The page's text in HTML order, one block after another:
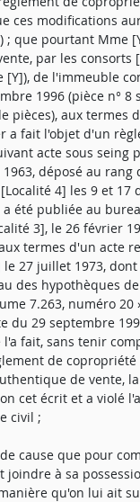
ces modifications
; que pourtant Mme
par les consorts
[Y]), de l'immeuble
1996 (pièce n° 8
pièces), aux termes
a fait l'objet d'un
acte sous seing
déposé au rang
4] les 9 et 17
été publiée au
3], le 26 février
termes d'un acte
27 juillet 1973,
des hypothèques
7.263, numéro 20
du 29 septembre
fait, sans tenir
de
de vente,
cet écrit et a violé
civil ;
cause que pour
à sa
qu'on lui ait